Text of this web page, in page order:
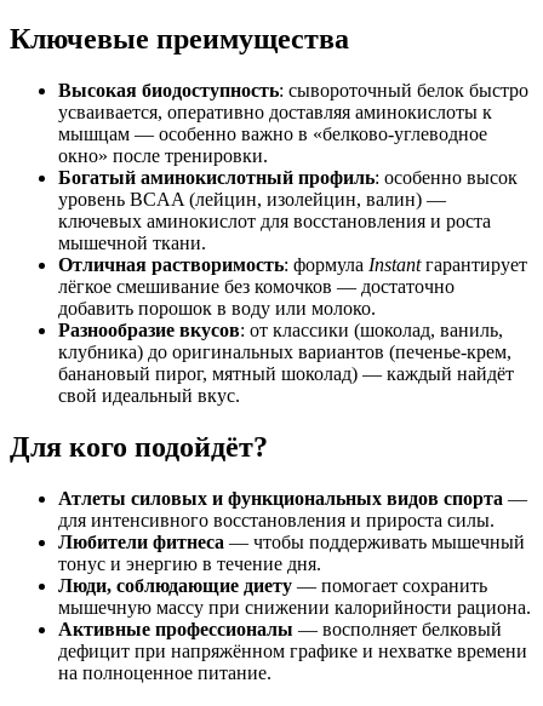
Ключевые преимущества
Высокая биодоступность: сывороточный белок быстро
усваивается, оперативно доставляя аминокислоты к
мышцам — особенно важно в «белково‑углеводное
окно» после тренировки.
Богатый аминокислотный профиль: особенно высок
уровень BCAA (лейцин, изолейцин, валин) —
ключевых аминокислот для восстановления и роста
мышечной ткани.
Отличная растворимость: формула Instantгарантирует
лёгкое смешивание без комочков — достаточно
добавить порошок в воду или молоко.
Разнообразие вкусов: от классики (шоколад, ваниль,
клубника) до оригинальных вариантов (печенье‑крем,
банановый пирог, мятный шоколад) — каждый найдёт
свой идеальный вкус.
Для кого подойдёт?
Атлеты силовых и функциональных видов спорта —
для интенсивного восстановления и прироста силы.
Любители фитнеса — чтобы поддерживать мышечный
тонус и энергию в течение дня.
Люди, соблюдающие диету — помогает сохранить
мышечную массу при снижении калорийности рациона.
Активные профессионалы — восполняет белковый
дефицит при напряжённом графике и нехватке времени
на полноценное питание.